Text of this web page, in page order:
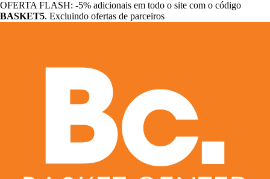
OFERTA FLASH: -5% adicionais em todo o site com o código
BASKET5. Excluindo ofertas de parceiros